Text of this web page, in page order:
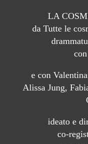
LA
da Tutte le
e con
Alissa Jung,
ideato e
co-